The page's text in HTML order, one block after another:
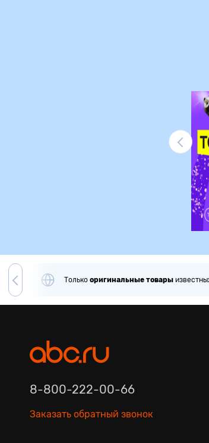
Только оригинальныетоварыизвестных брендов
8-800-222-00-66
Заказать обратный звонок